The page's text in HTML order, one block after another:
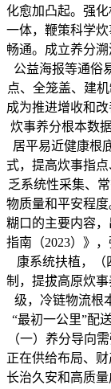
化愈加凸起。强
一体，鞭策科学
畅通。成立养分
公益海报等通俗
点、全笼盖、建
成为推进增收和
炊事养分根本数
居平易近健康根
式，提高炊事指
乏系统性采集、
物质量和平安程
糊口的主要内容
指南（2023）》
康系统扶植，（
制，提拔高原炊
级，冷链物流根
“最初一公里”配
（一）养分导向
正在供给布局、
长治久安和高质